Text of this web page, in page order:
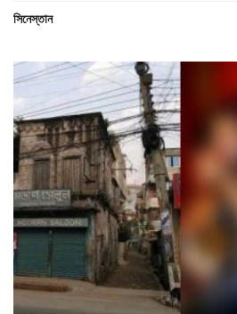
সিনেস্তান